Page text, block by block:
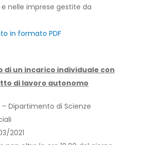
nelle imprese gestite da
in formato PDF
di un incarico individuale con
di lavoro autonomo
– Dipartimento di Scienze
2021